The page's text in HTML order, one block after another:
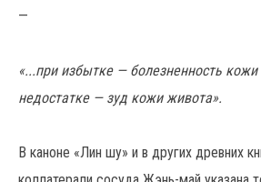
—
«...при избытке — болезненность
недостатке — зуд кожи живота».
В каноне «Лин шу» и в других древних